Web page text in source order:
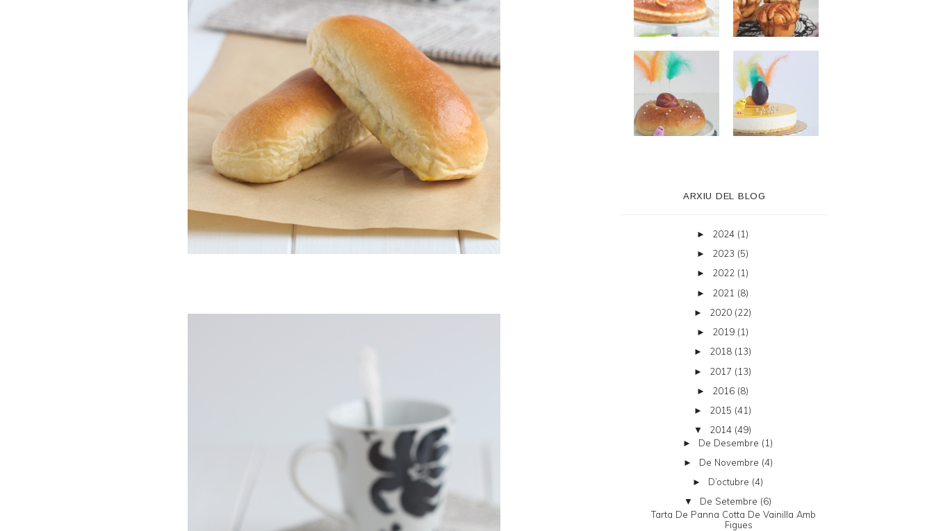
ARXIU DEL BLOG
► 2024 (1)
► 2023 (5)
► 2022 (1)
► 2021 (8)
► 2020 (22)
► 2019 (1)
► 2018 (13)
► 2017 (13)
► 2016 (8)
► 2015 (41)
▼ 2014 (49)
► De Desembre (1)
► De Novembre (4)
► D’octubre (4)
▼ De Setembre (6)
Tarta De Panna Cotta De Vainilla Amb
Figues